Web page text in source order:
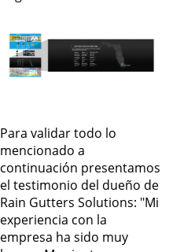
Para validar todo lo
mencionado a
continuación presentamos
el testimonio del dueño de
Rain Gutters Solutions: "Mi
experiencia con la
empresa ha sido muy